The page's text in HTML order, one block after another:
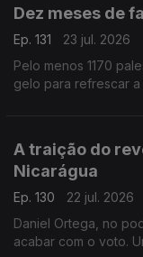
Dez meses de
Ep. 131
23 jul. 2026
Pelo menos 1170
gelo para refrescar a
A traição do
Nicarágua
Ep. 130
22 jul. 2026
Daniel Ortega, no
acabar com o voto.